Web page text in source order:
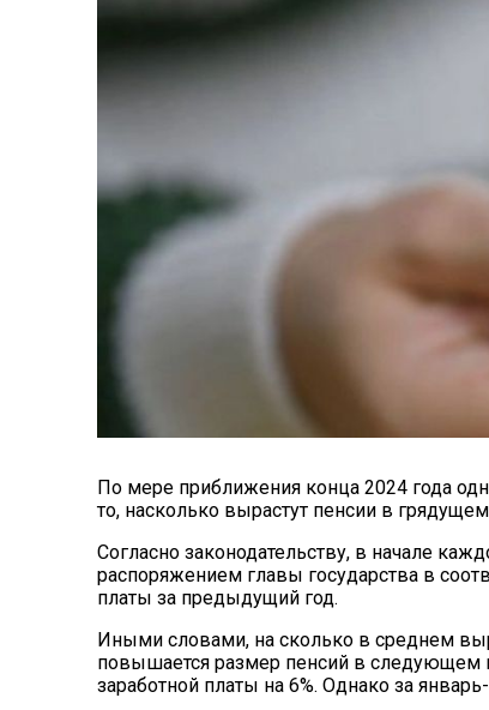
По мере приближения конца 2024 года
то, насколько вырастут пенсии в грядущем
Согласно законодательству, в начале
распоряжением главы государства в
платы за предыдущий год.
Иными словами, на сколько в среднем
повышается размер пенсий в следующем
заработной платы на 6%. Однако за